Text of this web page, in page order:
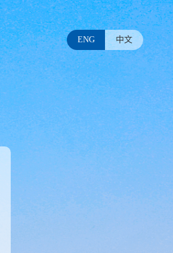
ENG 中文